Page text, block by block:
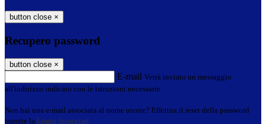
button close ×
Recupero password
button close ×
E-mail Verrà inviato un messaggio
all'indirizzo indicato con le istruzioni necessarie.
Non hai una e-mail associata al nome utente? Effettua il reset della password
tramite la Login Spaggiari